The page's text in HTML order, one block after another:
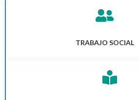
TRABAJO SOCIAL